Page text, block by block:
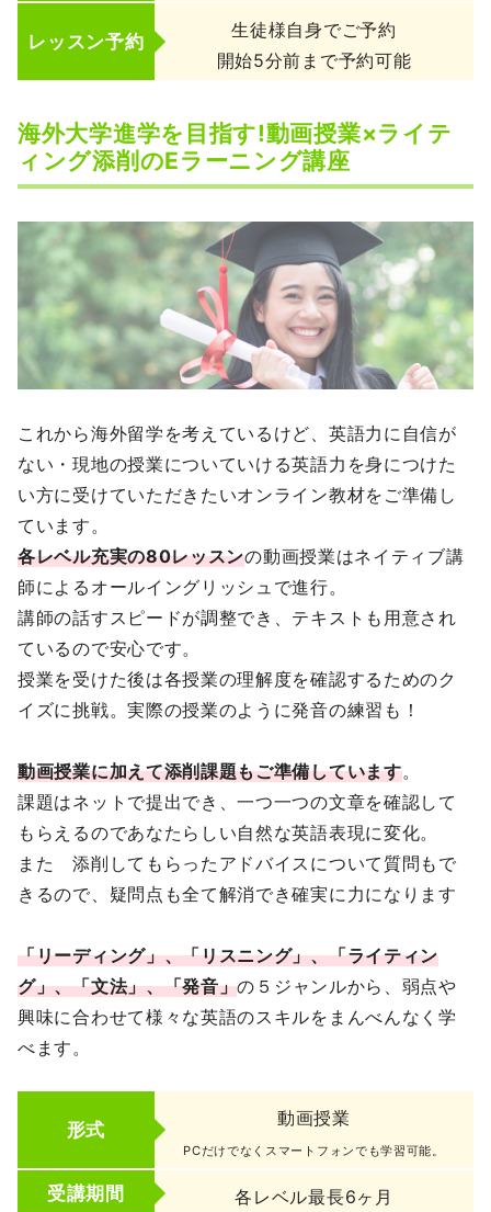
レッスン予約
生徒様自身でご予約
開始5分前まで予約可能
海外大学進学を目指す!動画授業×ライテ
ィング添削のEラーニング講座
これから海外留学を考えているけど、英語力に自信が
ない・現地の授業についていける英語力を身につけた
い方に受けていただきたいオンライン教材をご準備し
ています。
各レベル充実の80レッスンの動画授業はネイティブ講
師によるオールイングリッシュで進⾏。
講師の話すスピードが調整でき、テキストも⽤意され
ているので安⼼です。
授業を受けた後は各授業の理解度を確認するためのク
イズに挑戦。実際の授業のように発⾳の練習も！
動画授業に加えて添削課題もご準備しています。
課題はネットで提出でき、⼀つ⼀つの⽂章を確認して
もらえるのであなたらしい⾃然な英語表現に変化。
また 添削してもらったアドバイスについて質問もで
きるので、疑問点も全て解消でき確実に⼒になります
「リーディング」、「リスニング」、「ライティン
グ」、「⽂法」、「発⾳」の５ジャンルから、弱点や
興味に合わせて様々な英語のスキルをまんべんなく学
べます。
形式
動画授業
PCだけでなくスマートフォンでも学習可能。
受講期間 各レベル最長6ヶ月